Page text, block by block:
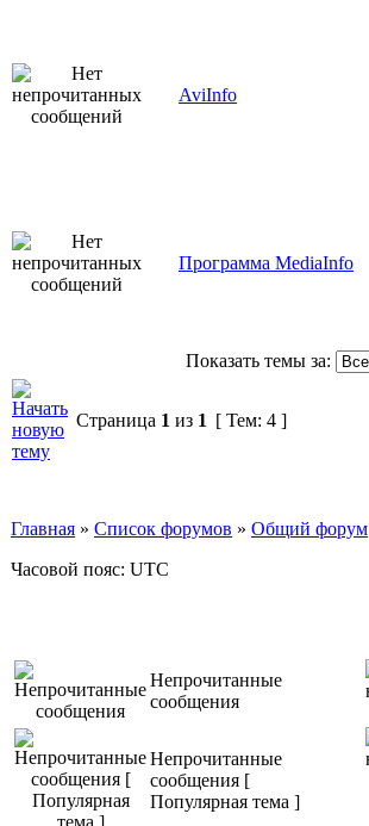
AviInfo
Программа MediaInfo
Показать темы за:
Страница 1 из 1 [ Тем: 4 ]
Главная » Список форумов » Общий форум
Часовой пояс: UTC
Непрочитанные
сообщения
Непрочитанные
сообщения [
Популярная тема ]